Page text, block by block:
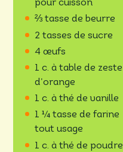
pour cuisson
⅔ tasse de beurre
2 tasses de sucre
4 œufs
1 c. à table de zeste
d’orange
1 c. à thé de vanille
1 ¼ tasse de farine
tout usage
1 c. à thé de poudre